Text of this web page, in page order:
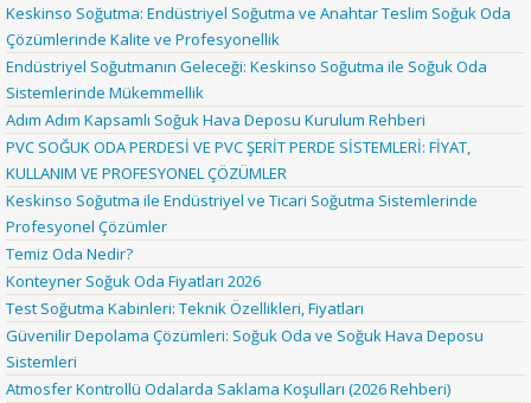
Keskinso Soğutma: Endüstriyel Soğutma ve Anahtar Teslim Soğuk Oda
Çözümlerinde Kalite ve Profesyonellik
Endüstriyel Soğutmanın Geleceği: Keskinso Soğutma ile Soğuk Oda
Sistemlerinde Mükemmellik
Adım Adım Kapsamlı Soğuk Hava Deposu Kurulum Rehberi
PVC SOĞUK ODA PERDESİ VE PVC ŞERİT PERDE SİSTEMLERİ: FİYAT,
KULLANIM VE PROFESYONEL ÇÖZÜMLER
Keskinso Soğutma ile Endüstriyel ve Ticari Soğutma Sistemlerinde
Profesyonel Çözümler
Temiz Oda Nedir?
Konteyner Soğuk Oda Fiyatları 2026
Test Soğutma Kabinleri: Teknik Özellikleri, Fiyatları
Güvenilir Depolama Çözümleri: Soğuk Oda ve Soğuk Hava Deposu
Sistemleri
Atmosfer Kontrollü Odalarda Saklama Koşulları (2026 Rehberi)